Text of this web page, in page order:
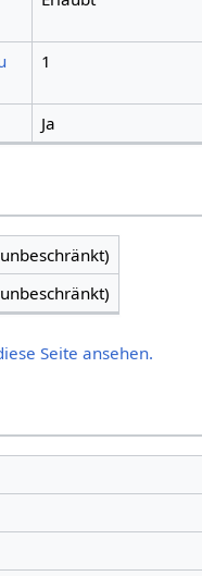
1
Ja
Seite ansehen.